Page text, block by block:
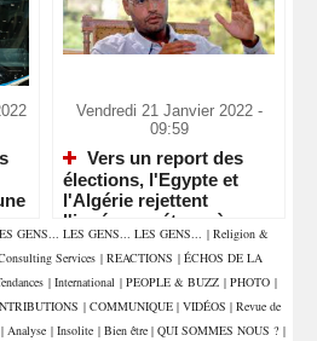
Vendredi 21 Janvier 2022 -
09:59
Vers un report des
élections, l'Egypte et
l'Algérie rejettent
l'ingérence étrangère en
Libye
GENS... LES GENS... LES GENS... | Religion &
Services | REACTIONS | ÉCHOS DE LA
| International | PEOPLE & BUZZ | PHOTO |
| COMMUNIQUE | VIDÉOS | Revue de
| Analyse | Insolite | Bien être | QUI SOMMES NOUS ? |